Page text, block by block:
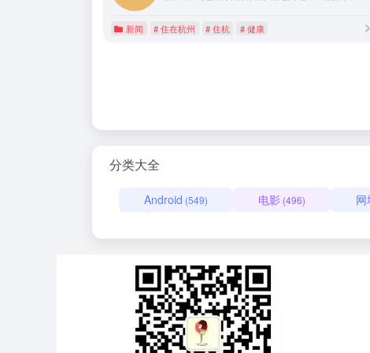
新闻 # 住在杭州 # 住杭 # 健康
分类大全
Android (549) 电影 (496) 网